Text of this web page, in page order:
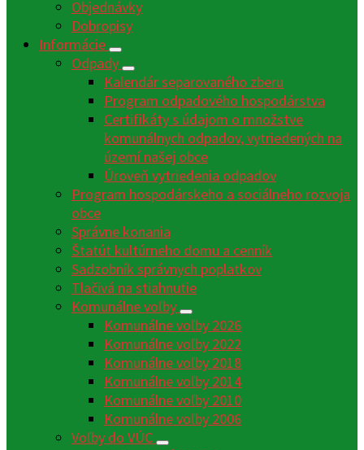
Objednávky
Dobropisy
Informácie
Odpady
Kalendár separovaného zberu
Program odpadového hospodárstva
Certifikáty s údajom o množstve
komunálnych odpadov, vytriedených na
území našej obce
Úroveň vytriedenia odpadov
Program hospodárskeho a sociálneho rozvoja
obce
Správne konania
Štatút kultúrneho domu a cenník
Sadzobník správnych poplatkov
Tlačivá na stiahnutie
Komunálne voľby
Komunálne voľby 2026
Komunálne voľby 2022
Komunálne voľby 2018
Komunálne voľby 2014
Komunálne voľby 2010
Komunálne voľby 2006
Voľby do VÚC